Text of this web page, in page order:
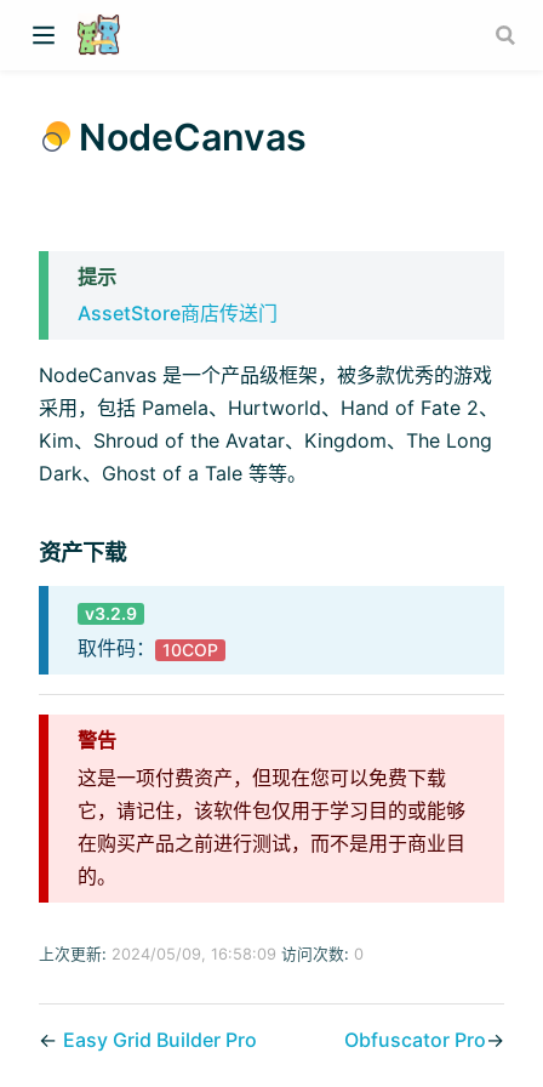
NodeCanvas
提示
AssetStore商店传送门
NodeCanvas 是一个产品级框架，被多款优秀的游戏
采用，包括 Pamela、Hurtworld、Hand of Fate 2、
Kim、Shroud of the Avatar、Kingdom、The Long
Dark、Ghost of a Tale​​​ ​等等。
资产下载
v3.2.9
取件码： 10COP
警告
这是一项付费资产，但现在您可以免费下载
它，请记住，该软件包仅用于学习目的或能够
在购买产品之前进行测试，而不是用于商业目
的。
上次更新: 2024/05/09, 16:58:09 访问次数: 0
← Easy Grid Builder Pro Obfuscator Pro→